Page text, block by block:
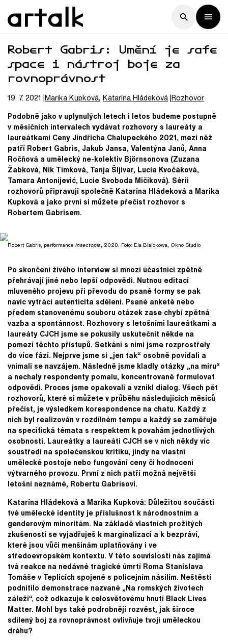
Robert Gabris: Umění je safe
space i nástroj boje za
rovnoprávnost
19. 7. 2021 MarikaKupková, KatarínaHládeková Rozhovor
Podobně jako v uplynulých letech i letos budeme postupně
v měsíčních intervalech vydávat rozhovory s laureáty a
laureátkami Ceny Jindřicha Chalupeckého 2021, mezi něž
patří Robert Gabris, Jakub Jansa, Valentýna Janů, Anna
Ročňová a umělecký ne-kolektiv Björnsonova (Zuzana
Žabková, Nik Timková, Tanja Šljivar, Lucia Kvočáková,
Tamara Antonijević, Lucie Svoboda Mičíková). Sérii
rozhovorů připravují společně Katarína Hládeková a Marika
Kupková a jako první si můžete přečíst rozhovor s
Robertem Gabrisem.
Robert Gabris, performance Insectopia, 2020. Foto: Ela Bialokowa, Okno Studio
Po skončení živého interview si mnozí účastníci zpětně
přehrávají jiné nebo lepší odpovědi. Nutnou editací
mluveného projevu při převodu do psané formy se pak
navíc vytrácí autenticita sdělení. Psané anketě nebo
předem stanovenému souboru otázek zase chybí zpětná
vazba a spontánnost. Rozhovory s letošními laureátkami a
laureáty CJCH jsme se pokusily uskutečnit někde na
pomezí těchto přístupů. Setkání s nimi jsme rozprostřely
do více fází. Nejprve jsme si „jen tak“ osobně povídali a
vnímali se navzájem. Následně jsme kladly otázky „na míru“
a nechaly respondenty pomalu, koncentrovaně formulovat
odpovědi. Proces jsme opakovali a vznikl dialog. Všech pět
rozhovorů, které si můžete v průběhu následujících měsíců
přečíst, je výsledkem korespondence na chatu. Každý z
nich byl realizován v rozdílném tempu a každý se zaměřuje
na specifická témata s respektem k povahám jednotlivých
osobností. Laureátky a laureáti CJCH se v nich někdy víc
soustředí na společenskou kritiku, jindy na vlastní
umělecké postoje nebo fungování ceny či hodnocení
výtvarného provozu. První z nich patří možná největší
letošní neznámé, Robertu Gabrisovi.
Katarína Hládeková a Marika Kupková: Důležitou součástí
tvé umělecké identity je příslušnost k národnostním a
genderovým minoritám. Na základě vlastních prožitých
zkušeností se vyjadřuješ k marginalizaci a k bezpráví,
které jsou vůči menšinám uplatňovány i ve
středoevropském kontextu. V této souvislosti nás zajímá
tvá reakce na nedávné tragické úmrtí Roma Stanislava
Tomáše v Teplicích spojené s policejním násilím. Neštěstí
podnítilo demonstrace nazvané „Na romských životech
záleží“, což odkazuje k celosvětovému hnutí Black Lives
Matter. Mohl bys také podrobněji rozvést, jak široce
sdílený boj za rovnoprávnost ovlivňuje tvoji uměleckou
dráhu?